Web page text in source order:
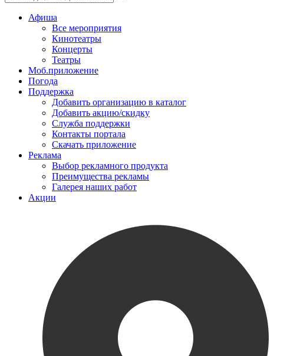
Афиша
Все мероприятия
Кинотеатры
Концерты
Театры
Моб.приложение
Погода
Поддержка
Добавить организацию в каталог
Добавить акцию/скидку
Служба поддержки
Контакты портала
Скачать приложение
Реклама
Выбор рекламного продукта
Преимущества рекламы
Галерея наших работ
Акции